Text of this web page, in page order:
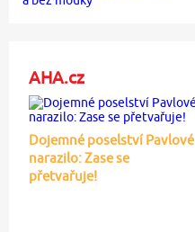
AHA.cz
Dojemné poselství Pavlové
narazilo: Zase se
přetvařuje!